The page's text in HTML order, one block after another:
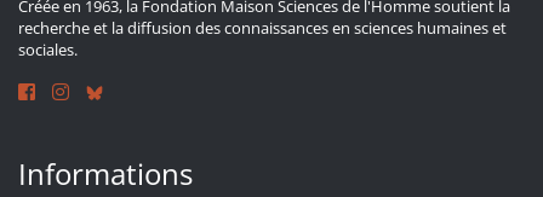
Créée en 1963, la Fondation Maison Sciences de l'Homme soutient la
recherche et la diffusion des connaissances en sciences humaines et
sociales.
Informations